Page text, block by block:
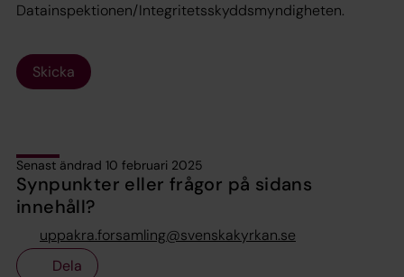
Datainspektionen/Integritetsskyddsmyndigheten.
Skicka
Senast ändrad 10 februari 2025
Synpunkter eller frågor på sidans
innehåll?
uppakra.forsamling@svenskakyrkan.se
Dela